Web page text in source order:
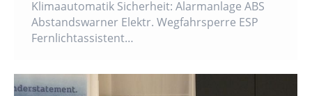
Klimaautomatik Sicherheit: Alarmanlage ABS
Abstandswarner Elektr. Wegfahrsperre ESP
Fernlichtassistent…